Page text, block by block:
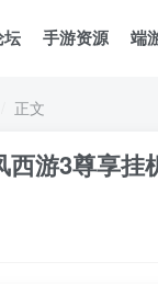
坛 手游资源 端
正文
西游3尊享